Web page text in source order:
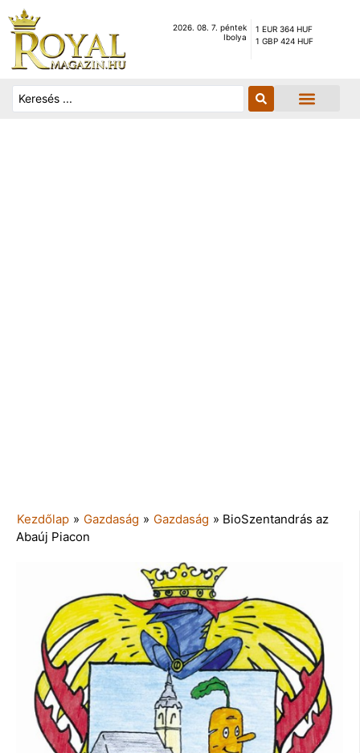
2026. 08. 7. péntek
Ibolya
1 EUR 364 HUF
1 GBP 424 HUF
Kezdőlap » Gazdaság » Gazdaság » BioSzentandrás az
Abaúj Piacon